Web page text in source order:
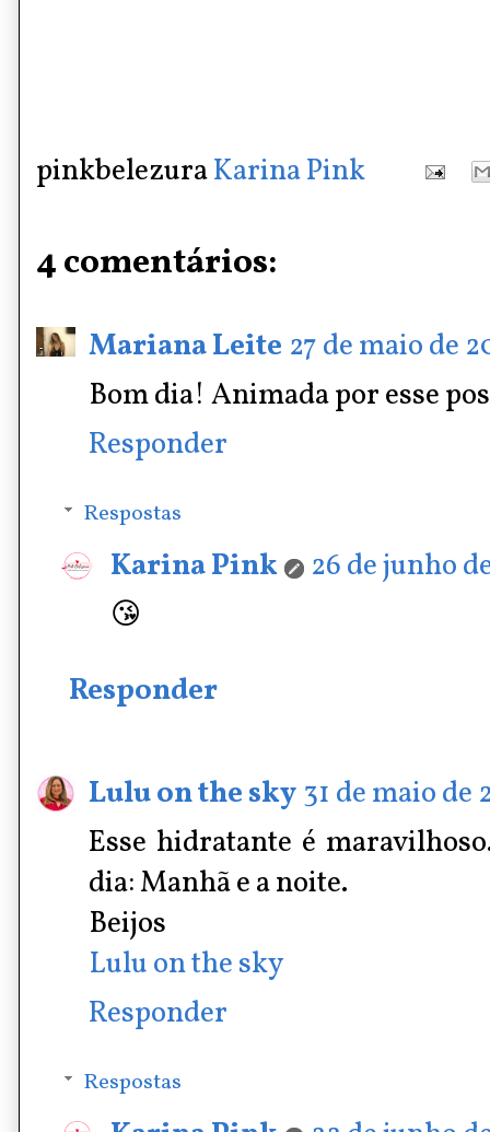
pinkbelezuraKarina Pink
4 comentários:
Mariana Leite 27 de maio de
Bom dia! Animada por esse
Responder
Respostas
Karina Pink
26 de junho
😘
Responder
Lulu on the sky31 de maio de
Esse hidratante é
dia: Manhã e a noite.
Beijos
Lulu on the sky
Responder
Respostas